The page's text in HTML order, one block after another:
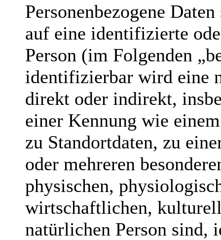
Personenbezogene
auf eine identifizierte
Person (im Folgenden
identifizierbar wird eine
direkt oder indirekt,
einer Kennung wie
zu Standortdaten, zu
oder mehreren
physischen,
wirtschaftlichen,
natürlichen Person sind,